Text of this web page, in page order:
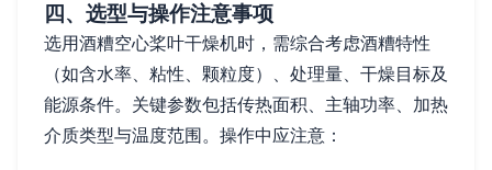
四、选型与操作注意事项
选用酒糟空心桨叶干燥机时，需综合考虑酒糟特性
（如含水率、粘性、颗粒度）、处理量、干燥目标及
能源条件。关键参数包括传热面积、主轴功率、加热
介质类型与温度范围。操作中应注意：